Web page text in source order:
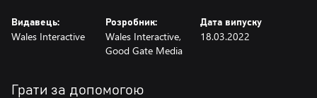
Видавець:
Wales Interactive
Розробник:
Wales Interactive,
Good Gate Media
Дата випуску
18.03.2022
Грати за допомогою